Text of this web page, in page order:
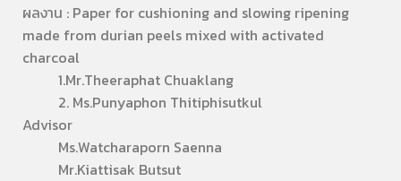
ผลงาน : Paper for cushioning and slowing ripening
made from durian peels mixed with activated
charcoal
1.Mr.Theeraphat Chuaklang
2. Ms.Punyaphon Thitiphisutkul
Advisor
Ms.Watcharaporn Saenna
Mr.Kiattisak Butsut